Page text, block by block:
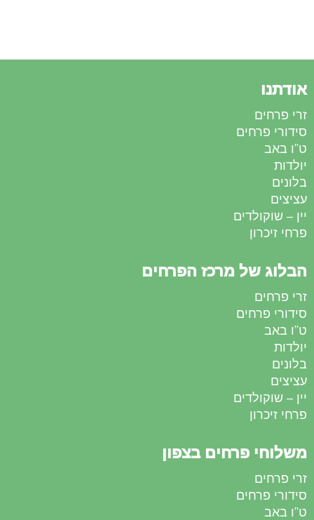
אודתנו
זרי פרחים
סידורי פרחים
ט”ו באב
יולדות
בלונים
עציצים
יין – שוקולדים
פרחי זיכרון
הבלוג של מרכז הפרחים
זרי פרחים
סידורי פרחים
ט”ו באב
יולדות
בלונים
עציצים
יין – שוקולדים
פרחי זיכרון
משלוחי פרחים בצפון
זרי פרחים
סידורי פרחים
ט”ו באב